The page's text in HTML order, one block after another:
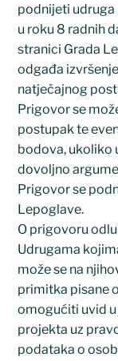
podnijeti udruga
u roku 8 radnih
stranici Grada
odgađa
natječajnog
Prigovor se
postupak te
bodova, ukoliko
dovoljno
Prigovor se
Lepoglave.
O prigovoru
Udrugama
može se na
primitka pisane
omogućiti uvid
projekta uz
podataka o